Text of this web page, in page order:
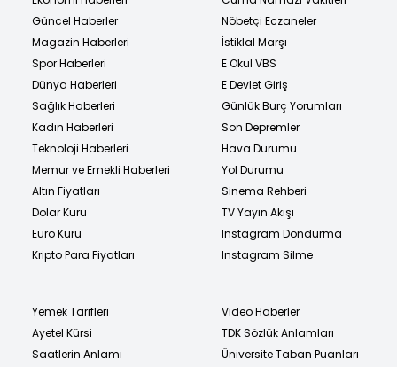
Güncel Haberler
Magazin Haberleri
Spor Haberleri
Dünya Haberleri
Sağlık Haberleri
Kadın Haberleri
Teknoloji Haberleri
Memur ve Emekli Haberleri
Altın Fiyatları
Dolar Kuru
Euro Kuru
Kripto Para Fiyatları
Nöbetçi Eczaneler
İstiklal Marşı
E Okul VBS
E Devlet Giriş
Günlük Burç Yorumları
Son Depremler
Hava Durumu
Yol Durumu
Sinema Rehberi
TV Yayın Akışı
Instagram Dondurma
Instagram Silme
Yemek Tarifleri
Ayetel Kürsi
Saatlerin Anlamı
Video Haberler
TDK Sözlük Anlamları
Üniversite Taban Puanları